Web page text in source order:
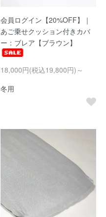
会員ログイン【20%OFF】｜
あご乗せクッション付きカバ
ー：ブレア【ブラウン】
18,000円(税込19,800円)～
冬用